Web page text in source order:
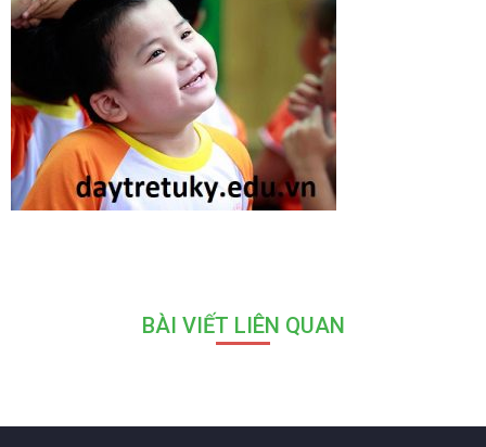
BÀI VIẾT LIÊN QUAN